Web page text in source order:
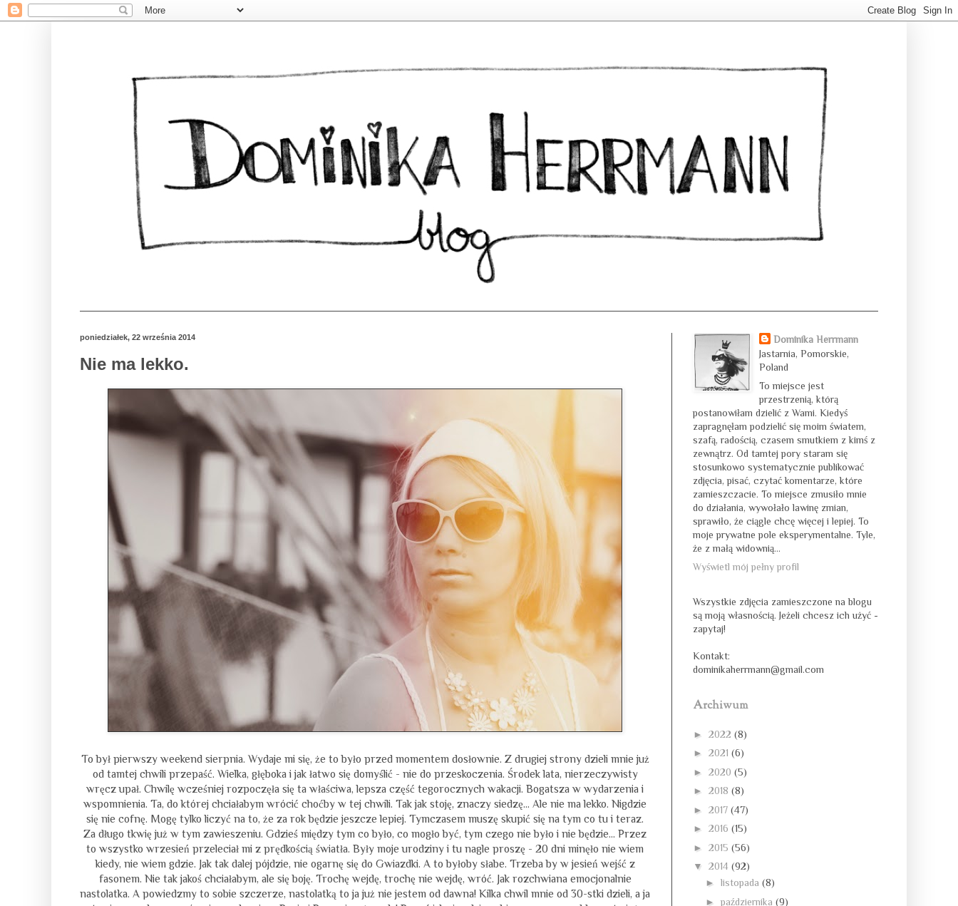
poniedziałek, 22 września 2014
Nie ma lekko.
To był pierwszy weekend sierpnia. Wydaje mi się, że to było przed momentem dosłownie. Z drugiej strony dzieli mnie już
od tamtej chwili przepaść. Wielka, głęboka i jak łatwo się domyślić - nie do przeskoczenia. Środek lata, nierzeczywisty
wręcz upał. Chwilę wcześniej rozpoczęła się ta właściwa, lepsza część tegorocznych wakacji. Bogatsza w wydarzenia i
wspomnienia. Ta, do której chciałabym wrócić choćby w tej chwili. Tak jak stoję, znaczy siedzę… Ale nie ma lekko. Nigdzie
się nie cofnę. Mogę tylko liczyć na to, że za rok będzie jeszcze lepiej. Tymczasem muszę skupić się na tym co tu i teraz.
Za długo tkwię już w tym zawieszeniu. Gdzieś między tym co było, co mogło być, tym czego nie było i nie będzie… Przez
to wszystko wrzesień przeleciał mi z prędkością światła. Były moje urodziny i tu nagle proszę - 20 dni minęło nie wiem
kiedy, nie wiem gdzie. Jak tak dalej pójdzie, nie ogarnę się do Gwiazdki. A to byłoby słabe. Trzeba by w jesień wejść z
fasonem. Nie tak jakoś chciałabym, ale się boję. Trochę wejdę, trochę nie wejdę, wróć. Jak rozchwiana emocjonalnie
nastolatka. A powiedzmy to sobie szczerze, nastolatką to ja już nie jestem od dawna! Kilka chwil mnie od 30-stki dzieli, a ja
Dominika Herrmann
Jastarnia, Pomorskie,
Poland
To miejsce jest
przestrzenią, którą
postanowiłam dzielić z Wami. Kiedyś
zapragnęłam podzielić się moim światem,
szafą, radością, czasem smutkiem z kimś z
zewnątrz. Od tamtej pory staram się
stosunkowo systematycznie publikować
zdjęcia, pisać, czytać komentarze, które
zamieszczacie. To miejsce zmusiło mnie
do działania, wywołało lawinę zmian,
sprawiło, że ciągle chcę więcej i lepiej. To
moje prywatne pole eksperymentalne. Tyle,
że z małą widownią...
Wyświetl mój pełny profil
Wszystkie zdjęcia zamieszczone na blogu
są moją własnością. Jeżeli chcesz ich użyć -
zapytaj!
Kontakt:
dominikaherrmann@gmail.com
Archiwum
► 2022 (8)
► 2021 (6)
► 2020 (5)
► 2018 (8)
► 2017 (47)
► 2016 (15)
► 2015 (56)
▼ 2014 (92)
► listopada (8)
► października (9)